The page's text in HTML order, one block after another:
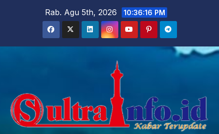
Rab. Agu 5th, 2026 10:36:18 PM